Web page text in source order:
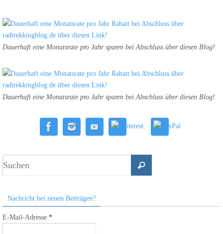
Dauerhaft eine Monatsrate pro Jahr sparen bei Abschluss über diesen Blog!
Dauerhaft eine Monatsrate pro Jahr sparen bei Abschluss über diesen Blog!
Nachricht bei neuen Beiträgen?
E-Mail-Adresse *